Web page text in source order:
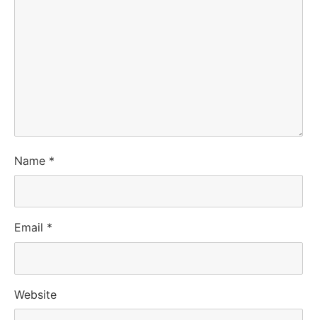
Name *
Email *
Website